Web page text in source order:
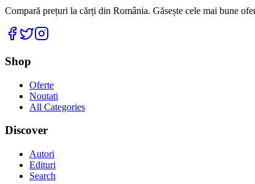
Compară prețuri la cărți din România. Găsește cele mai bune
Facebook
Twitter
Shop
Oferte
Noutati
All Categories
Discover
Autori
Edituri
Search